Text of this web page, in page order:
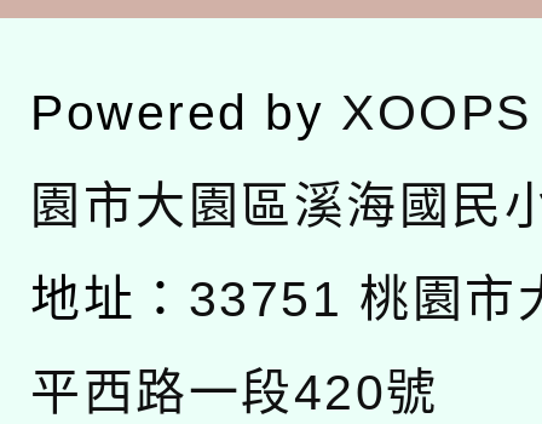
Powered by XOOPS
園市大園區溪海國民
地址： 33751 桃園市
平西路一段420號